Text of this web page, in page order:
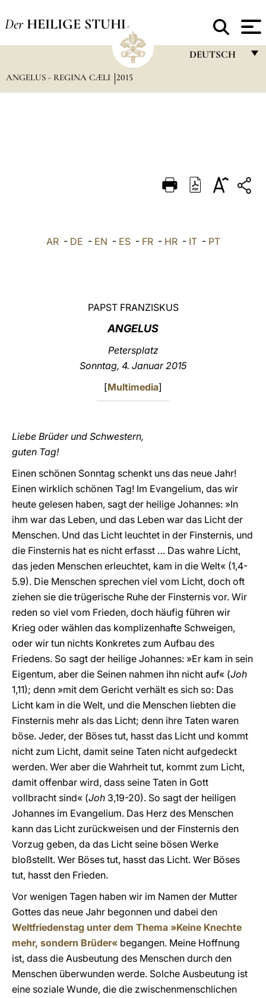
Der HEILIGE STUHL
DEUTSCH
DEUTSCH
العربيّة
ANGELUS - REGINA CÆLI 2015
AR- DE - EN - ES- FR- HR- IT- PT
PAPST FRANZISKUS
ANGELUS
Petersplatz
Sonntag, 4. Januar 2015
[Multimedia]
Liebe Brüder und Schwestern,
guten Tag!
Einen schönen Sonntag schenkt uns das neue Jahr!
Einen wirklich schönen Tag! Im Evangelium, das wir
heute gelesen haben, sagt der heilige Johannes: »In
ihm war das Leben, und das Leben war das Licht der
Menschen. Und das Licht leuchtet in der Finsternis, und
die Finsternis hat es nicht erfasst … Das wahre Licht,
das jeden Menschen erleuchtet, kam in die Welt« (1,4-
5.9). Die Menschen sprechen viel vom Licht, doch oft
ziehen sie die trügerische Ruhe der Finsternis vor. Wir
reden so viel vom Frieden, doch häufig führen wir
Krieg oder wählen das komplizenhafte Schweigen,
oder wir tun nichts Konkretes zum Aufbau des
Friedens. So sagt der heilige Johannes: »Er kam in sein
Eigentum, aber die Seinen nahmen ihn nicht auf« (Joh
1,11); denn »mit dem Gericht verhält es sich so: Das
Licht kam in die Welt, und die Menschen liebten die
Finsternis mehr als das Licht; denn ihre Taten waren
böse. Jeder, der Böses tut, hasst das Licht und kommt
nicht zum Licht, damit seine Taten nicht aufgedeckt
werden. Wer aber die Wahrheit tut, kommt zum Licht,
damit offenbar wird, dass seine Taten in Gott
vollbracht sind« (Joh 3,19-20). So sagt der heiligen
Johannes im Evangelium. Das Herz des Menschen
kann das Licht zurückweisen und der Finsternis den
Vorzug geben, da das Licht seine bösen Werke
bloßstellt. Wer Böses tut, hasst das Licht. Wer Böses
tut, hasst den Frieden.
Vor wenigen Tagen haben wir im Namen der Mutter
Gottes das neue Jahr begonnen und dabei den
Weltfriedenstag unter dem Thema »Keine Knechte
mehr, sondern Brüder« begangen. Meine Hoffnung
ist, dass die Ausbeutung des Menschen durch den
Menschen überwunden werde. Solche Ausbeutung ist
eine soziale Wunde, die die zwischenmenschlichen